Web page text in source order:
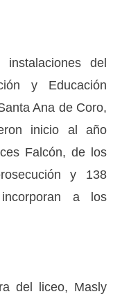
del
y Educación
Ana de Coro,
inicio al año
Falcón, de los
y 138
a los
del liceo, Masly